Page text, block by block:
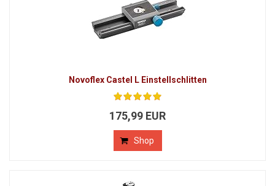
Novoflex Castel L Einstellschlitten
175,99 EUR
Shop